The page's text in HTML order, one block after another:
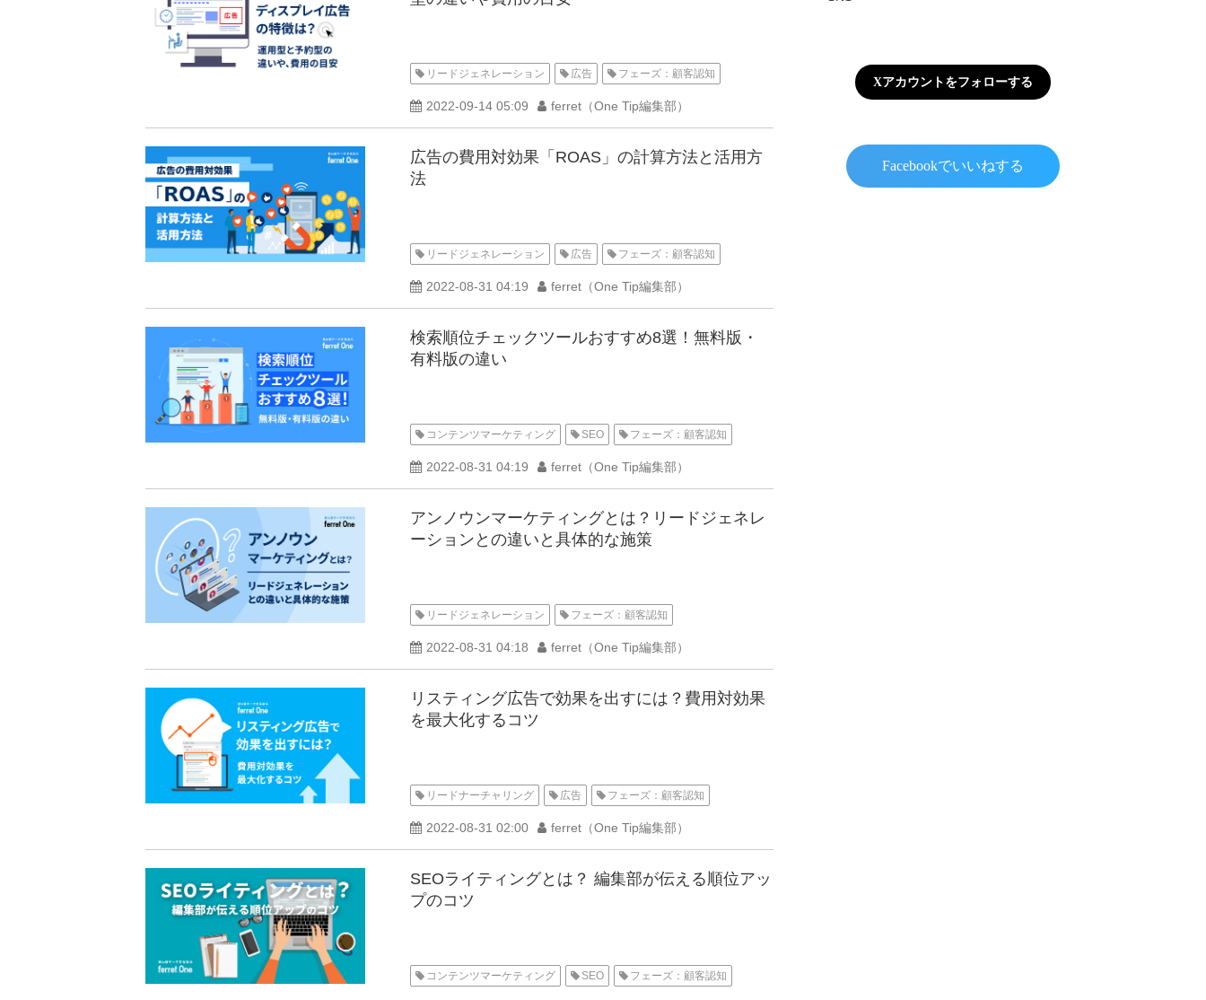
リードジェネレーション 広告 フェーズ：顧客認知
2022-09-14 05:09 ferret（One Tip編集部）
広告の費用対効果「ROAS」の計算方法と活用方
法
リードジェネレーション 広告 フェーズ：顧客認知
2022-08-31 04:19 ferret（One Tip編集部）
検索順位チェックツールおすすめ8選！無料版・
有料版の違い
コンテンツマーケティング SEO フェーズ：顧客認知
2022-08-31 04:19 ferret（One Tip編集部）
アンノウンマーケティングとは？リードジェネレ
ーションとの違いと具体的な施策
リードジェネレーション フェーズ：顧客認知
2022-08-31 04:18 ferret（One Tip編集部）
リスティング広告で効果を出すには？費用対効果
を最大化するコツ
リードナーチャリング 広告 フェーズ：顧客認知
2022-08-31 02:00 ferret（One Tip編集部）
SEOライティングとは？ 編集部が伝える順位アッ
プのコツ
コンテンツマーケティング SEO フェーズ：顧客認知
Xアカウントをフォローする
Facebookでいいねする